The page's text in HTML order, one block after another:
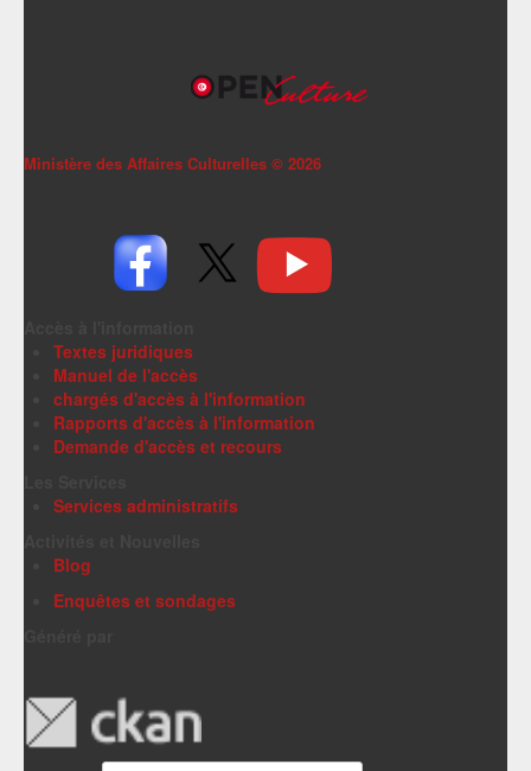
Ministère des Affaires Culturelles © 2026
Textes juridiques
Manuel de l'accès
chargés d'accès à l'information
Rapports d'accès à l'information
Demande d'accès et recours
Services administratifs
Blog
Enquêtes et sondages